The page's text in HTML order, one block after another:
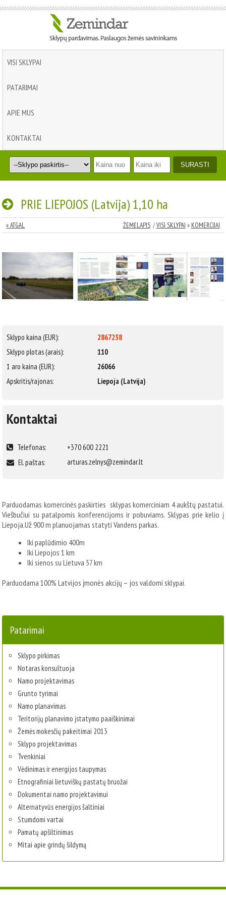
VISI SKLYPAI
PATARIMAI
APIE MUS
KONTAKTAI
PRIE LIEPOJOS (Latvija) 1,10 ha
« ATGAL ŽEMĖLAPIS | VISI SKLYPAI » KOMERCIJAI
Sklypo kaina (EUR):
2867238
Sklypo plotas (arais):
110
1 aro kaina (EUR):
26066
Apskritis/rajonas:
Liepoja (Latvija)
Kontaktai
Telefonas:
+370 600 2221
El. paštas:
arturas.zelnys@zemindar.lt
Parduodamas komercinės paskirties sklypas komerciniam 4 aukštų pastatui.
Viešbučiui su patalpomis konferencijoms ir pobuviams. Sklypas prie kelio į
Liepoja.Už 900 m planuojamas statyti Vandens parkas.
Iki paplūdimio 400m
Iki Liepojos 1 km
Iki sienos su Lietuva 57 km
Parduodama 100% Latvijos įmonės akcijų – jos valdomi sklypai.
Patarimai
Sklypo pirkimas
Notaras konsultuoja
Namo projektavimas
Grunto tyrimai
Namo planavimas
Teritorijų planavimo įstatymo paaiškinimai
Žemės mokesčių pakeitimai 2013
Sklypo projektavimas
Tvenkiniai
Vėdinimas ir energijos taupymas
Etnografiniai lietuviškų pastatų bruožai
Dokumentai namo projektavimui
Alternatyvūs energijos šaltiniai
Stumdomi vartai
Pamatų apšiltinimas
Mitai apie grindų šildymą